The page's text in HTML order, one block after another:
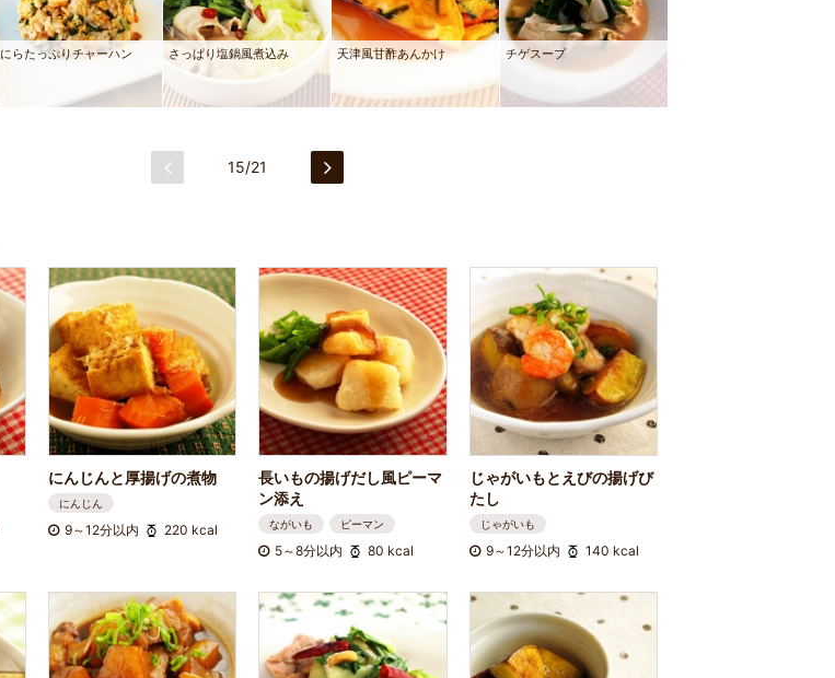
にらたっぷりチャーハン さっぱり塩鍋風煮込み 天津風甘酢あんかけ チゲスープ
15/21
にんじんと厚揚げの煮物
にんじん
9～12分以内 220 kcal
長いもの揚げだし風ピーマ
ン添え
ながいも ピーマン
5～8分以内 80 kcal
じゃがいもとえびの揚げび
たし
じゃがいも
9～12分以内 140 kcal